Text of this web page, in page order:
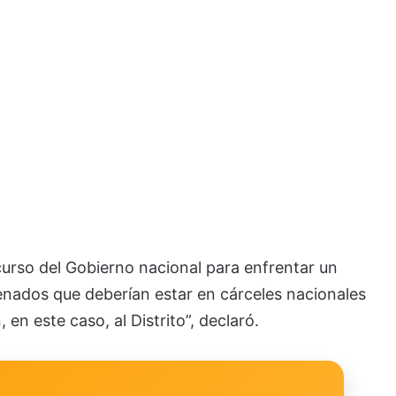
del Gobierno nacional para enfrentar un
que deberían estar en cárceles nacionales
este caso, al Distrito”, declaró.